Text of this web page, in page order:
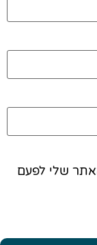
שלי לפעם